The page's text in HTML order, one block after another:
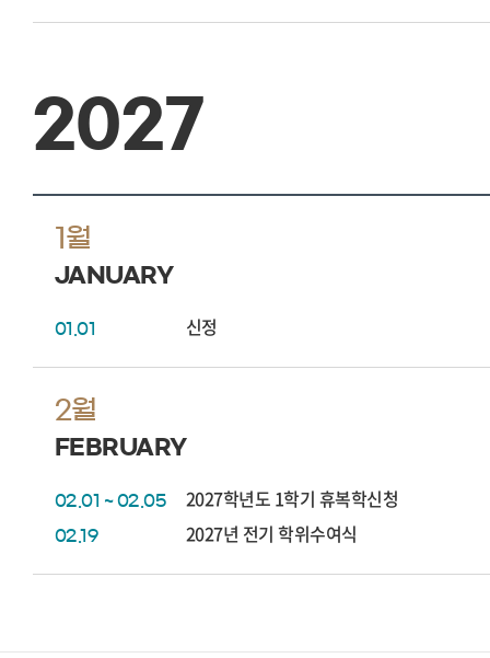
2027
1월
JANUARY
01.01 신정
2월
FEBRUARY
02.01 ~ 02.05 2027학년도 1학기 휴복학신청
02.19 2027년 전기 학위수여식